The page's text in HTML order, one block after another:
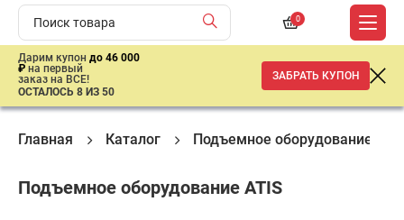
0
Дарим купон до 46 000
₽ на первый
заказ на ВСЕ!
ОСТАЛОСЬ 8 ИЗ 50
ЗАБРАТЬ КУПОН
Главная Каталог Подъемное оборудование
Подъемное оборудование ATIS